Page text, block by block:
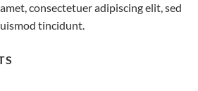
consectetuer adipiscing elit, sed
tincidunt.